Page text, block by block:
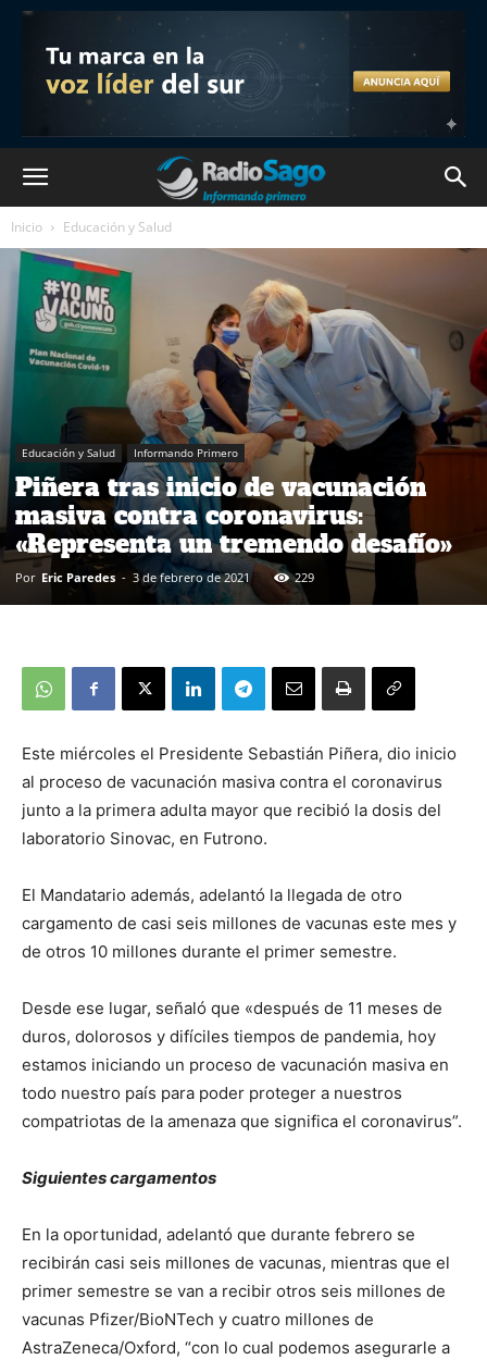
Inicio Educación y Salud
Educación y Salud Informando Primero
Piñera tras inicio de vacunación
masiva contra coronavirus:
«Representa un tremendo desafío»
Por Eric Paredes - 3 de febrero de 2021 229
Este miércoles el Presidente Sebastián Piñera, dio inicio
al proceso de vacunación masiva contra el coronavirus
junto a la primera adulta mayor que recibió la dosis del
laboratorio Sinovac, en Futrono.
El Mandatario además, adelantó la llegada de otro
cargamento de casi seis millones de vacunas este mes y
de otros 10 millones durante el primer semestre.
Desde ese lugar, señaló que «después de 11 meses de
duros, dolorosos y difíciles tiempos de pandemia, hoy
estamos iniciando un proceso de vacunación masiva en
todo nuestro país para poder proteger a nuestros
compatriotas de la amenaza que significa el coronavirus”.
Siguientes cargamentos
En la oportunidad, adelantó que durante febrero se
recibirán casi seis millones de vacunas, mientras que el
primer semestre se van a recibir otros seis millones de
vacunas Pfizer/BioNTech y cuatro millones de
AstraZeneca/Oxford, “con lo cual podemos asegurarle a